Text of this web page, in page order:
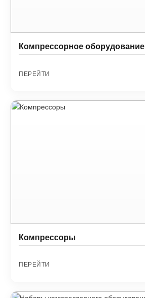
Компрессорное оборудование
ПЕРЕЙТИ
Компрессоры
ПЕРЕЙТИ